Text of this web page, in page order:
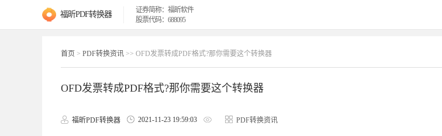
福昕PDF转换器
证券简称：福昕软件
股票代码：688095
首页 > PDF转换资讯 >> OFD发票转成PDF格式?那你需要这个转换器
OFD发票转成PDF格式?那你需要这个转换器
福昕PDF转换器 2021-11-23 19:59:03 PDF转换资讯